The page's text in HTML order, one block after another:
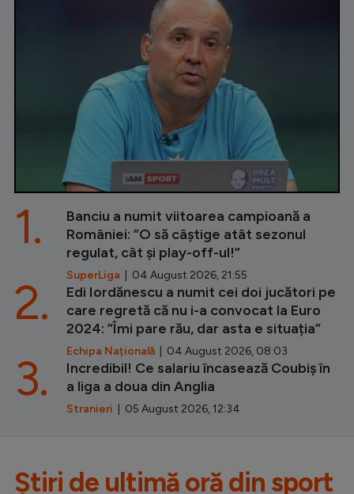
Banciu a numit viitoarea campioană a
României: ”O să câștige atât sezonul
regulat, cât și play-off-ul!”
SuperLiga | 04 August 2026, 21:55
1.
Edi Iordănescu a numit cei doi jucători pe
care regretă că nu i-a convocat la Euro
2024: ”Îmi pare rău, dar asta e situația”
Echipa Națională | 04 August 2026, 08:03
2.
Incredibil! Ce salariu încasează Coubiș în
a liga a doua din Anglia
Stranieri | 05 August 2026, 12:34
3.
Știri de ultimă oră din sport